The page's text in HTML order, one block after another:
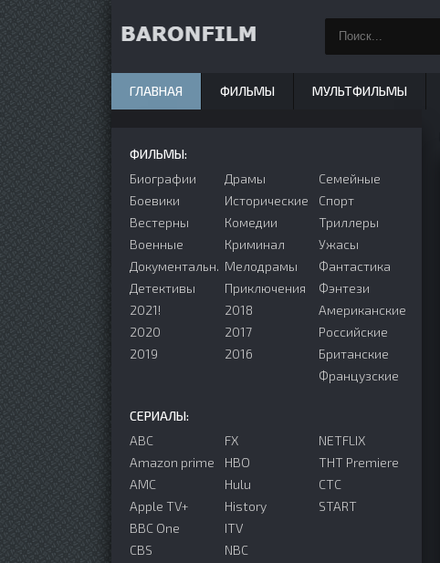
ФИЛЬМЫ:
Биографии
Боевики
Вестерны
Военные
Документальн.
Детективы
2021!
2020
2019
Драмы
Исторические
Комедии
Криминал
Мелодрамы
Приключения
2018
2017
2016
Семейные
Спорт
Триллеры
Ужасы
Фантастика
Фэнтези
Американские
Российские
Британские
Французские
СЕРИАЛЫ:
ABC
Amazon prime
AMC
Apple TV+
BBC One
CBS
FX
HBO
Hulu
History
ITV
NBC
NETFLIX
ТНТ Premiere
СТС
START
ГЛАВНАЯ ФИЛЬМЫ МУЛЬТФИЛЬМЫ